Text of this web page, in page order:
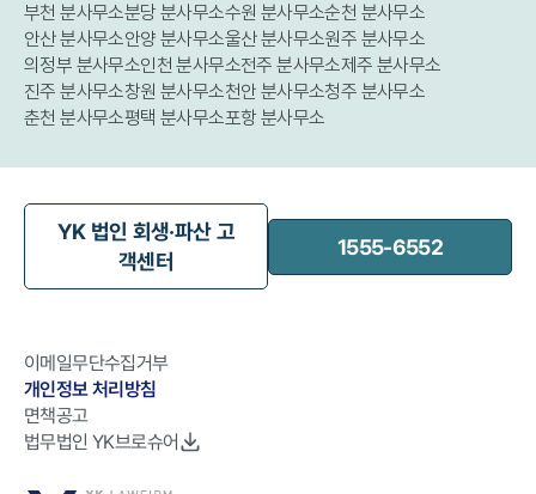
부천 분사무소분당 분사무소수원 분사무소순천 분사무소
안산 분사무소안양 분사무소울산 분사무소원주 분사무소
의정부 분사무소인천 분사무소전주 분사무소제주 분사무소
진주 분사무소창원 분사무소천안 분사무소청주 분사무소
춘천 분사무소평택 분사무소포항 분사무소
YK 법인 회생·파산 고
객센터
1555-6552
이메일무단수집거부
개인정보 처리방침
면책공고
법무법인 YK브로슈어